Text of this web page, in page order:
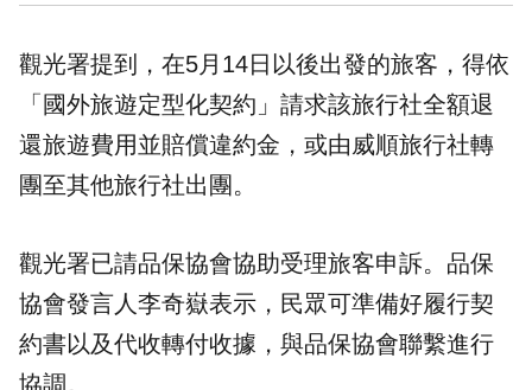
觀光署提到，在5月14日以後出發的旅客，得依
「國外旅遊定型化契約」請求該旅行社全額退
還旅遊費用並賠償違約金，或由威順旅行社轉
團至其他旅行社出團。
觀光署已請品保協會協助受理旅客申訴。品保
協會發言人李奇嶽表示，民眾可準備好履行契
約書以及代收轉付收據，與品保協會聯繫進行
協調。